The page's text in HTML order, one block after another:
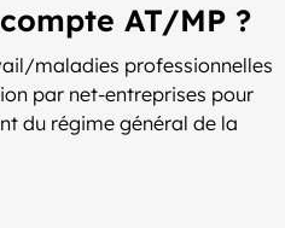
AT/MP ?
maladies professionnelles
par net-entreprises pour
du régime général de la